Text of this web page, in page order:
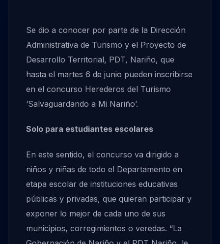
Se dio a conocer por parte de la Dirección
Administrativa de Turismo y el Proyecto de
Desarrollo Territorial, PDT, Nariño, que
hasta el martes 6 de junio pueden inscribirse
en el concurso Herederos del Turismo
‘Salvaguardando a Mi Nariño’.
Solo para estudiantes escolares
En este sentido, el concurso va dirigido a
niños y niñas de todo el Departamento en
etapa escolar de instituciones educativas
públicas y privadas, que quieran participar y
exponer lo mejor de cada uno de sus
municipios, corregimientos o veredas. “La